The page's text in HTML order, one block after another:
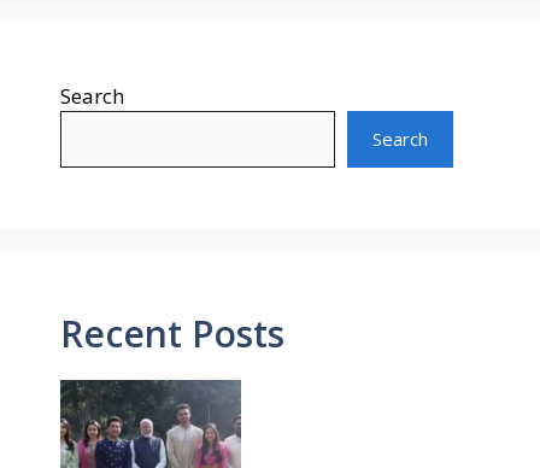
Search
Search
Recent Posts